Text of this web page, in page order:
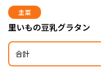
主菜
里いもの豆乳グラタン
合計